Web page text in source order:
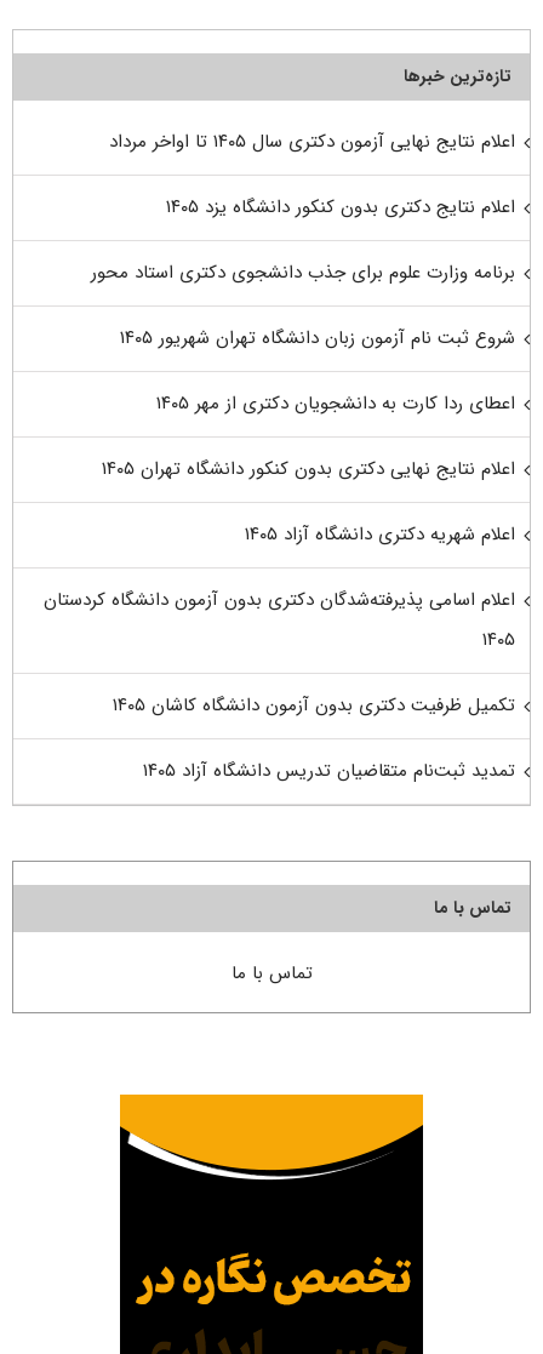
تازه‌ترین خبرها
اعلام نتایج نهایی آزمون دکتری سال ۱۴۰۵ تا اواخر مرداد
اعلام نتایج دکتری بدون کنکور دانشگاه یزد ۱۴۰۵
برنامه وزارت علوم برای جذب دانشجوی دکتری استاد محور
شروع ثبت نام آزمون زبان دانشگاه تهران شهریور ۱۴۰۵
اعطای ردا کارت به دانشجویان دکتری از مهر ۱۴۰۵
اعلام نتایج نهایی دکتری بدون کنکور دانشگاه تهران ۱۴۰۵
اعلام شهریه دکتری دانشگاه آزاد ۱۴۰۵
اعلام اسامی پذیرفته‌شدگان دکتری بدون آزمون دانشگاه کردستان
۱۴۰۵
تکمیل ظرفیت دکتری بدون آزمون دانشگاه کاشان ۱۴۰۵
تمدید ثبت‌نام متقاضیان تدریس دانشگاه آزاد ۱۴۰۵
تماس با ما
تماس با ما